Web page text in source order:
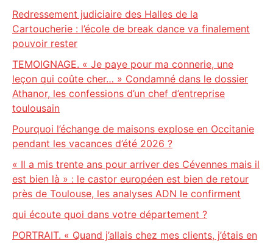
Redressement judiciaire des Halles de la
Cartoucherie : l’école de break dance va finalement
pouvoir rester
TEMOIGNAGE. « Je paye pour ma connerie, une
leçon qui coûte cher… » Condamné dans le dossier
Athanor, les confessions d’un chef d’entreprise
toulousain
Pourquoi l’échange de maisons explose en Occitanie
pendant les vacances d’été 2026 ?
« Il a mis trente ans pour arriver des Cévennes mais il
est bien là » : le castor européen est bien de retour
près de Toulouse, les analyses ADN le confirment
qui écoute quoi dans votre département ?
PORTRAIT. « Quand j’allais chez mes clients, j’étais en